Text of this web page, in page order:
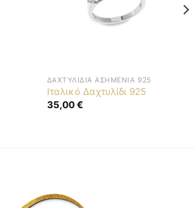
ΔΑΧΤΥΛΊΔΙΑ ΑΣΗΜΈΝΙΑ 925
Ιταλικό Δαχτυλίδι 925
35,00€